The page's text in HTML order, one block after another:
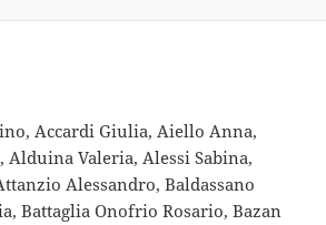
Accardi Giulia, Aiello Anna,
Alduina Valeria, Alessi Sabina,
Alessandro, Baldassano
Battaglia Onofrio Rosario, Bazan